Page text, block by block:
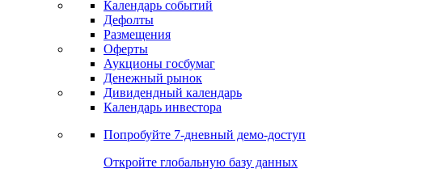
Получить доступ
Календарь
Календарь событий
Дефолты
Размещения
Оферты
Аукционы госбумаг
Денежный рынок
Дивидендный календарь
Календарь инвестора